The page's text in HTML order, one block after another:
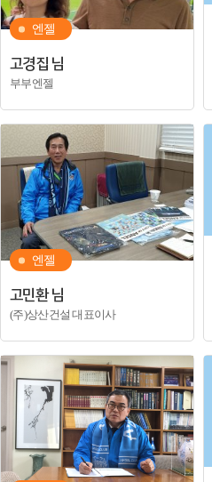
엔젤
고경집 님
부부엔젤
엔젤
고민환 님
(주)상산건설 대표이사